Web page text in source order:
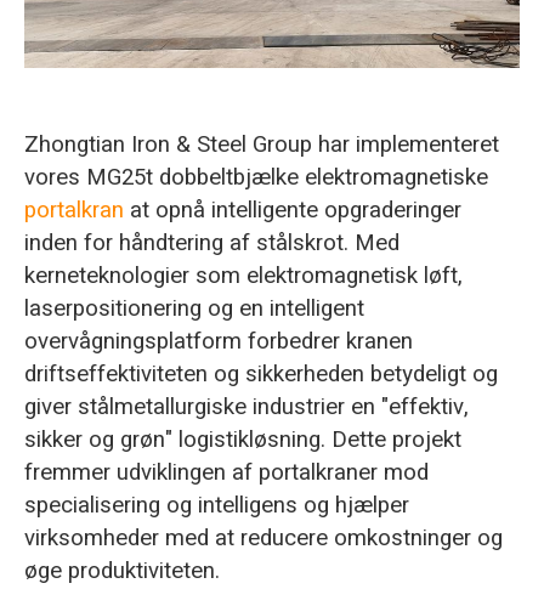
Zhongtian Iron & Steel Group har implementeret
vores MG25t dobbeltbjælke elektromagnetiske
portalkran at opnå intelligente opgraderinger
inden for håndtering af stålskrot. Med
kerneteknologier som elektromagnetisk løft,
laserpositionering og en intelligent
overvågningsplatform forbedrer kranen
driftseffektiviteten og sikkerheden betydeligt og
giver stålmetallurgiske industrier en "effektiv,
sikker og grøn" logistikløsning. Dette projekt
fremmer udviklingen af portalkraner mod
specialisering og intelligens og hjælper
virksomheder med at reducere omkostninger og
øge produktiviteten.